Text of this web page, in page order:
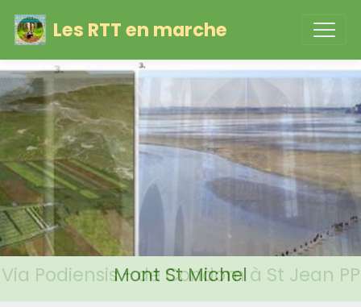
Les RTT en marche
Mont St Michel
Via Podiensis - de Condom à St Jean PP